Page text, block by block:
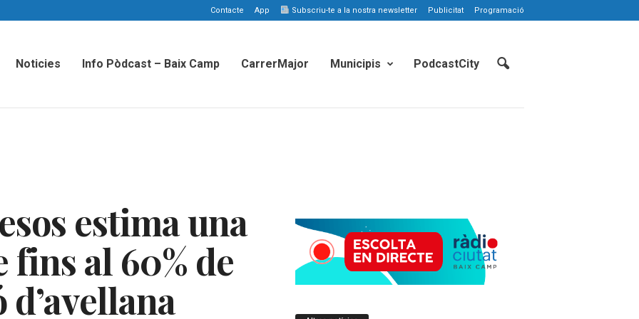
Contacte App Subscriu-te a la nostra newsletter Publicitat Programació
Noticies Info Pòdcast – Baix Camp CarrerMajor Municipis PodcastCity
estima una
fins al 60% de